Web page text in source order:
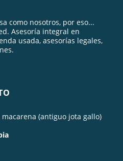
como nosotros, por eso...
Asesoría integral en
usada, asesorías legales,
(antiguo jota gallo)